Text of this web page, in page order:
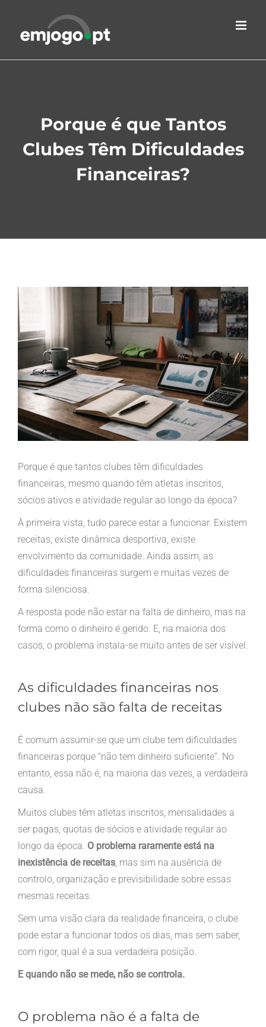
content
Porque é que Tantos
Clubes Têm Dificuldades
Financeiras?
View
Larger
Image
Porque é que tantos clubes têm dificuldades
financeiras, mesmo quando têm atletas inscritos,
sócios ativos e atividade regular ao longo da época?
À primeira vista, tudo parece estar a funcionar. Existem
receitas, existe dinâmica desportiva, existe
envolvimento da comunidade. Ainda assim, as
dificuldades financeiras surgem e muitas vezes de
forma silenciosa.
A resposta pode não estar na falta de dinheiro, mas na
forma como o dinheiro é gerido. E, na maioria dos
casos, o problema instala-se muito antes de ser visível.
As dificuldades financeiras nos
clubes não são falta de receitas
É comum assumir-se que um clube tem dificuldades
financeiras porque “não tem dinheiro suficiente”. No
entanto, essa não é, na maioria das vezes, a verdadeira
causa.
Muitos clubes têm atletas inscritos, mensalidades a
ser pagas, quotas de sócios e atividade regular ao
longo da época. O problema raramente está na
inexistência de receitas, mas sim na ausência de
controlo, organização e previsibilidade sobre essas
mesmas receitas.
Sem uma visão clara da realidade financeira, o clube
pode estar a funcionar todos os dias, mas sem saber,
com rigor, qual é a sua verdadeira posição.
E quando não se mede, não se controla.
O problema não é a falta de